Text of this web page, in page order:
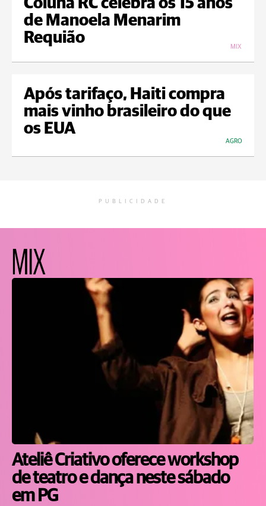
Coluna RC celebra os 15 anos
de Manoela Menarim
Requião
MIX
Após tarifaço, Haiti compra
mais vinho brasileiro do que
os EUA
AGRO
PUBLICIDADE
MIX
Ateliê Criativo oferece workshop
de teatro e dança neste sábado
em PG